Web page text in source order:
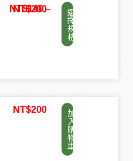
NT$140–
NT$200 選
擇
規
格
NT$200 加
入
購
物
車